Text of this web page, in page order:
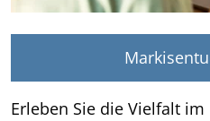
Erleben Sie die Vielfalt